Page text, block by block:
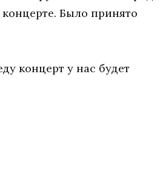
Было принято
концерт у нас будет